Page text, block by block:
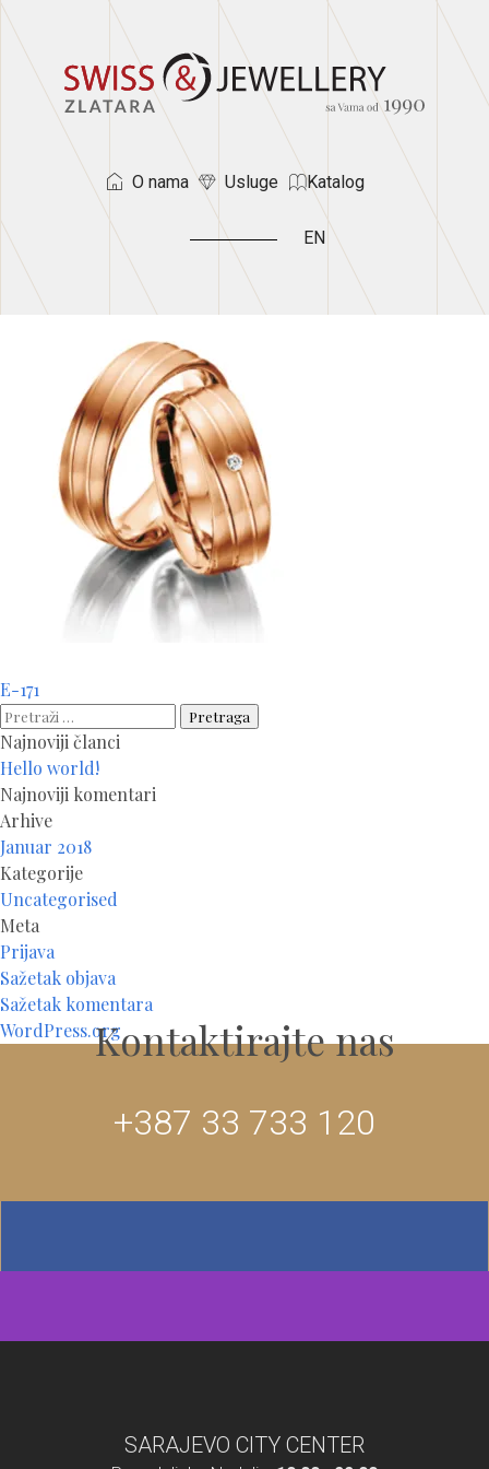
O nama Usluge Katalog
EN
Navigacija
članaka
E-171
Pretraga:
Najnoviji članci
Hello world!
Najnoviji komentari
Arhive
Januar 2018
Kategorije
Uncategorised
Meta
Prijava
Sažetak objava
Sažetak komentara
WordPress.orgKontaktirajte nas
+387 33 733 120
SARAJEVO CITY CENTER